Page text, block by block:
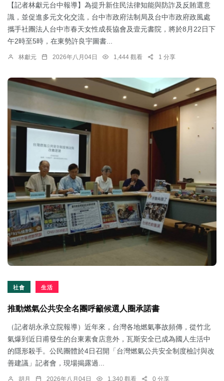
【記者林獻元台中報導】為提升新住民法律知能與防詐及反賄選意
識，並促進多元文化交流，台中市政府法制局及台中市政府政風處
攜手社團法人台中市春天女性成長協會及壹元書院，將於8月22日下
午2時至5時，在東勢許良宇圖書...
林獻元 2026年八月04日 1,444 觀看 1 分享
社會 生活
推動燃氣公共安全名團呼籲候選人圈承諾書
（記者胡永承立院報導）近年來，台灣各地燃氣事故頻傳，從竹北
氣爆到近日甫發生的台東素食店意外，瓦斯安全已成為國人生活中
的隱形殺手。公民團體於4日召開「台灣燃氣公共安全制度檢討與改
善建議」記者會，現場揭露過...
胡月 2026年八月04日 1,340 觀看 0 分享